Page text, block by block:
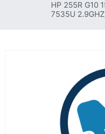
ELFELEJTETT
LAPTOP SZERVIZ
HP 255R G10
7535U